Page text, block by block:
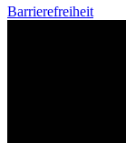
Barrierefreiheit